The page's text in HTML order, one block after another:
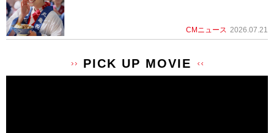
CMニュース 2026.07.21
PICK UP MOVIE